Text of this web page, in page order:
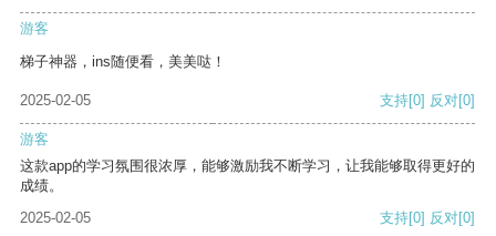
游客
梯子神器，ins随便看，美美哒！
2025-02-05 支持[0] 反对[0]
游客
这款app的学习氛围很浓厚，能够激励我不断学习，让我能够取得更好的
成绩。
2025-02-05
支持[0] 反对[0]